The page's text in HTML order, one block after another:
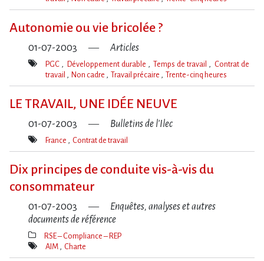
Mot(s)-
Autonomie ou vie bricolée ?
01-07-2003 Articles
Mot(s)-
PGC Développement durable Temps de travail
Contrat de
travail
Non cadre Travail précaire Trente-cinq heures
LE TRAVAIL, UNE IDÉE NEUVE
01-07-2003 Bulletins de l'Ilec
Mot(s)-
France Contrat de travail
Dix principes de conduite vis-à-vis du
consommateur
01-07-2003
Enquêtes, analyses et autres
documents de référence
Thèmes(s)
RSE – Compliance – REP
Mot(s)-
AIM Charte